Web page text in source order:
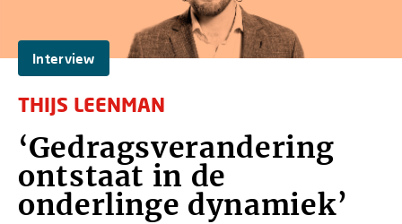
Interview
THIJS LEENMAN
‘Gedragsverandering
ontstaat in de
onderlinge dynamiek’